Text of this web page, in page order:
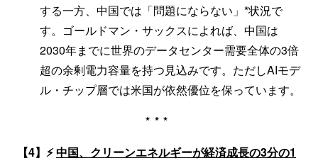
する一方、中国では「問題にならない」*状況で
す。ゴールドマン・サックスによれば、中国は
2030年までに世界のデータセンター需要全体の3倍
超の余剰電力容量を持つ見込みです。ただしAIモデ
ル・チップ層では米国が依然優位を保っています。
***
【4】⚡️中国、クリーンエネルギーが経済成長の3分の1